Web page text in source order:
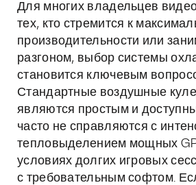
Для многих владельцев
тех, кто стремится к
производительности или
разгоном, выбор системы
становится ключевым
Стандартные воздушные
являются простым и
часто не справляются с
тепловыделением мощных
условиях долгих игровых
с требовательным софтом.